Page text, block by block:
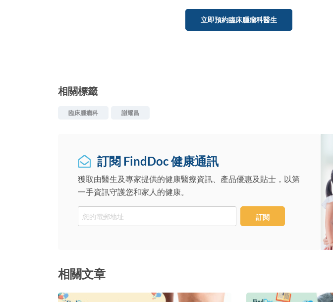
立即預約臨床腫瘤科醫生
相關標籤
臨床腫瘤科 謝耀昌
訂閱 FindDoc 健康通訊
獲取由醫生及專家提供的健康醫療資訊、產品優惠及貼士，以第
一手資訊守護您和家人的健康。
Email
訂閱
相關文章